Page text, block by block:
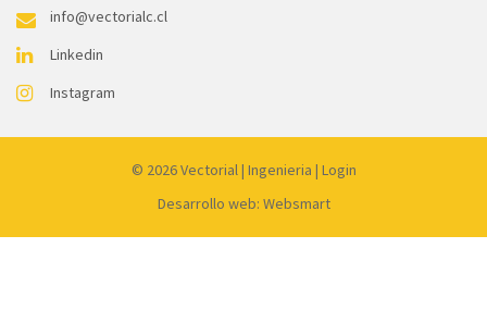
info@vectorialc.cl
Linkedin
Instagram
© 2026Vectorial| Ingenieria | Login
Desarrollo web: Websmart